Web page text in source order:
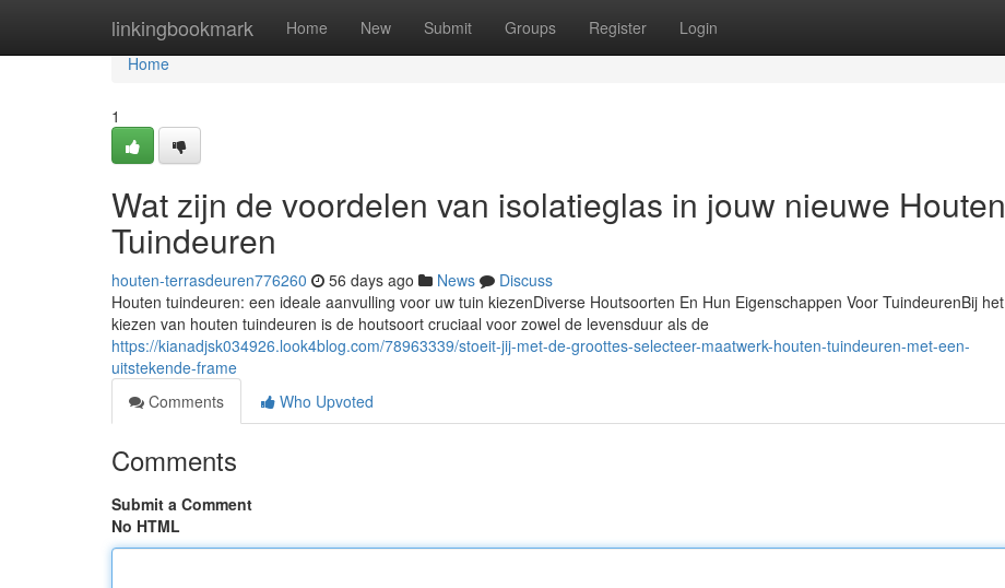
linkingbookmark Home New Submit Groups Register Login
Home
Home
1
Wat zijn de voordelen van isolatieglas in jouw nieuwe Houten
Tuindeuren
houten-terrasdeuren776260 56 days ago News
Discuss
Houten tuindeuren: een ideale aanvulling voor uw tuin kiezenDiverse Houtsoorten En Hun Eigenschappen Voor TuindeurenBij het
kiezen van houten tuindeuren is de houtsoort cruciaal voor zowel de levensduur als de
https://kianadjsk034926.look4blog.com/78963339/stoeit-jij-met-de-groottes-selecteer-maatwerk-houten-tuindeuren-met-een-
uitstekende-frame
Comments
Who Upvoted
Comments
Submit a Comment
No HTML